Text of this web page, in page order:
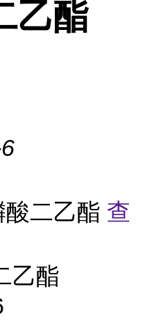
乙酯
二乙酯 查
乙酯